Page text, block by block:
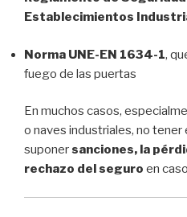
Establecimientos
Norma UNE-EN 1634-1,
fuego de las puertas
En muchos casos,
o naves industriales, no
suponersanciones, la
rechazo del seguro en